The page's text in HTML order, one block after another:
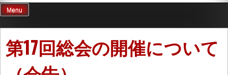
Menu
第17回総会の開催について